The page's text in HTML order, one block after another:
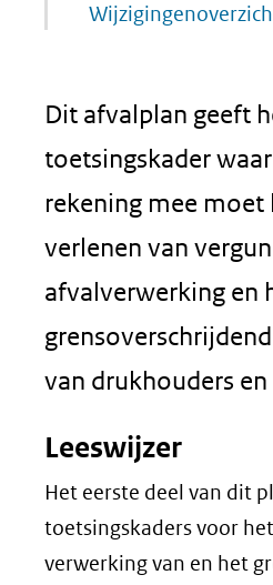
Dit afvalplan geeft
toetsingskader
rekening mee
verlenen van
afvalverwerking en
van drukhouders
Leeswijzer
Het eerste deel van dit
toetsingskaders voor
verwerking van en het